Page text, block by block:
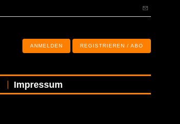
ANMELDEN REGISTRIEREN / ABO
Impressum